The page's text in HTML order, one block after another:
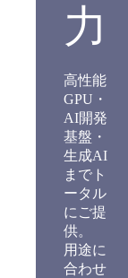
力
高性能
GPU・
AI開発
基盤・
生成AI
までト
ータル
にご提
供。
用途に
合わせ